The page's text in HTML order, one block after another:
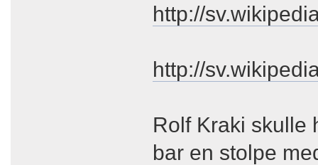
http://
http://
Rolf Kraki skulle
bar en stolpe